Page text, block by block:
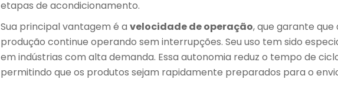
etapas de acondicionamento.
Sua principal vantagem é a velocidade de operação, que garante que
produção continue operando sem interrupções. Seu uso tem sido
em indústrias com alta demanda. Essa autonomia reduz o tempo de
permitindo que os produtos sejam rapidamente preparados para o